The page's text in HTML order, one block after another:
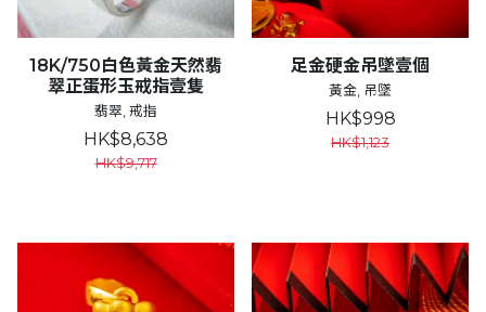
18K/750白色黃金天然翡
翠正蛋形玉戒指壹隻
翡翠, 戒指
HK$8,638
HK$9,717
足金硬金吊墜壹個
黃金, 吊墜
HK$998
HK$1,123